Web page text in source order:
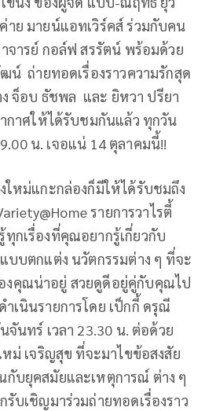
ย มายน์แอทเวิร์คส์ ร่วมกับคน
จารย์ กอล์ฟ สรรัตน์ พร้อมด้วย
น์ ถ่ายทอดเรื่องราวความรักสุด
จ็อบ ธัชพล และ ยิหวา ปรียา
กาศให้ได้รับชมกันแล้ว ทุกวัน
น. เจอแน่ 14 ตุลาคมนี้!!
ใหม่แกะกล่องก็มีให้ได้รับชมถึง
รายการวาไรตี้
กเรื่องที่คุณอยากรู้เกี่ยวกับ
บบตกแต่ง นวัตกรรมต่าง ๆ ที่จะ
งคุณน่าอยู่ สวยดูดีอยู่คู่กับคุณไป
เนินรายการโดย เป็กกี้ ดรุณี
นทร์ เวลา 23.30 น. ต่อด้วย
หม่ เจริญสุข ที่จะมาไขข้อสงสัย
บยุคสมัยและเหตุการณ์ ต่าง ๆ
บเชิญมาร่วมถ่ายทอดเรื่องราว